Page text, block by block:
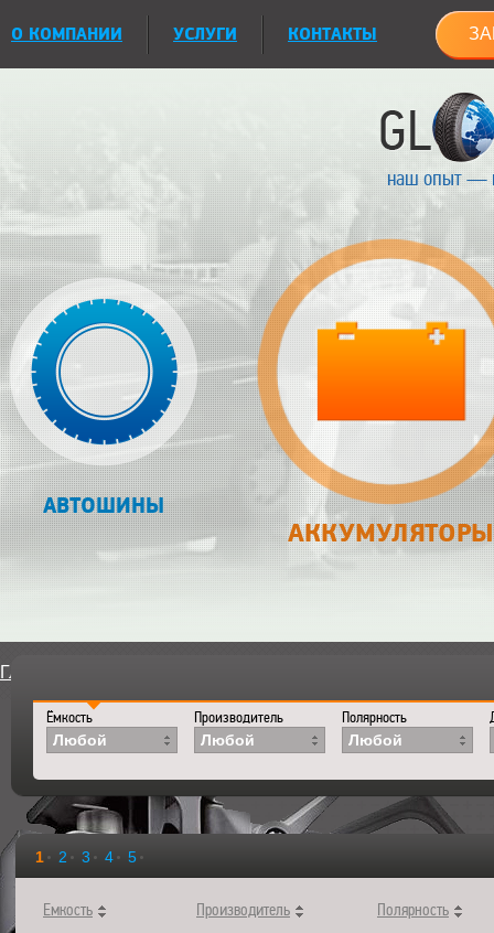
О КОМПАНИИ УСЛУГИ КОНТАКТЫ
наш опыт —
АВТОШИНЫ
АККУМУЛЯТОРЫ
Главная
Ёмкость
Любой
Производитель
Любой
Полярность
Любой
1 2 3 4 5
Емкость Производитель Полярность